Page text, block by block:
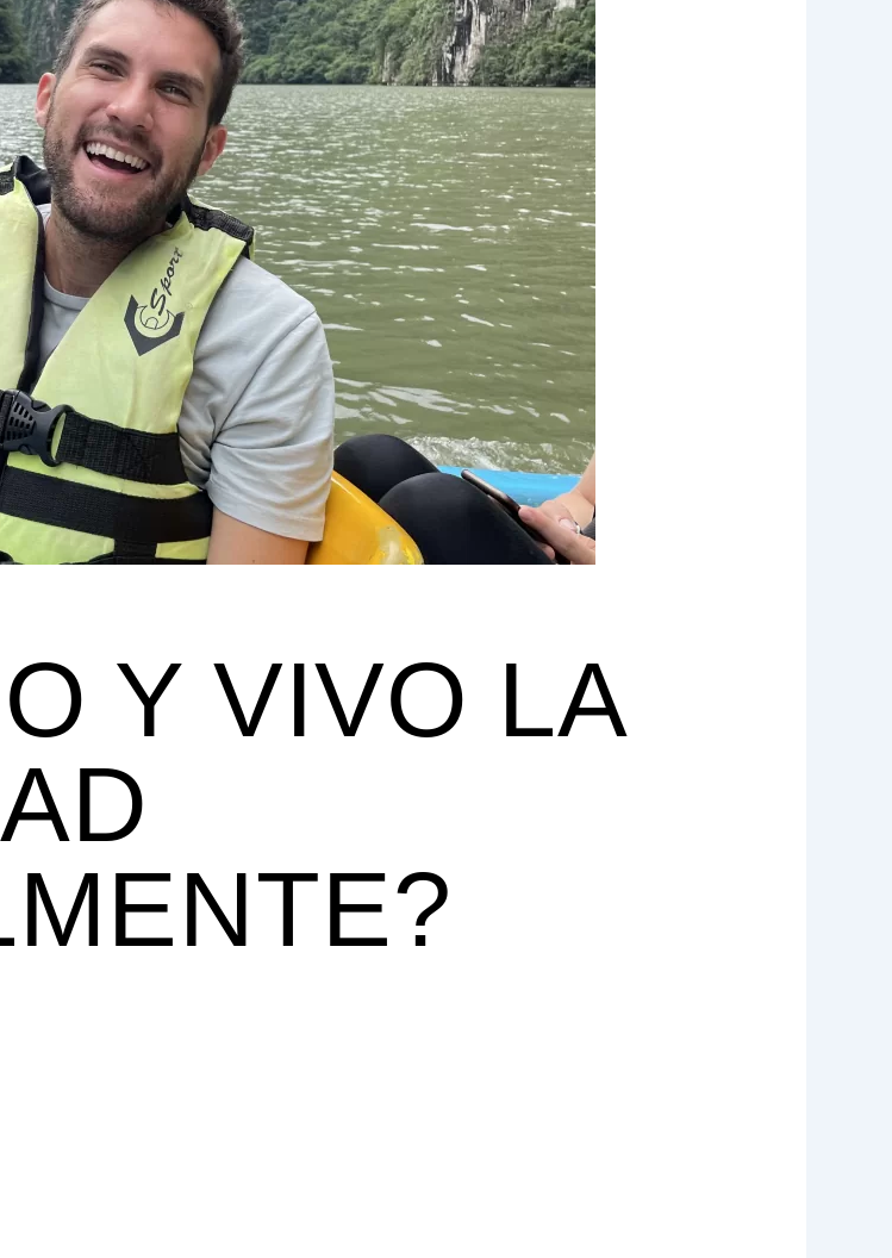
Y VIVO LA